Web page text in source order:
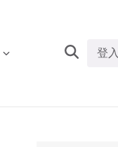
登入